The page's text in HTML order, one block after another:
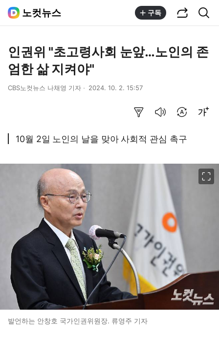
노컷뉴스 구독
인권위 "초고령사회 눈앞…노인의 존
엄한 삶 지켜야"
CBS노컷뉴스 나채영 기자 2024. 10. 2. 15:57
10월 2일 노인의 날을 맞아 사회적 관심 촉구
발언하는 안창호 국가인권위원장. 류영주 기자